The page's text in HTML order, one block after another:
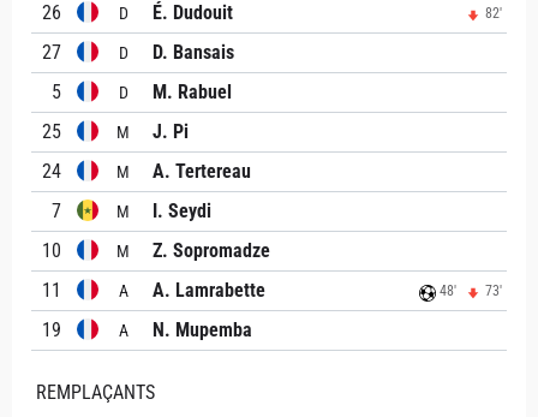
26 D É. Dudouit 82'
27 D
D. Bansais
5
D
M. Rabuel
25
M
J. Pi
24
M
A. Tertereau
7
M
I. Seydi
10
M
Z. Sopromadze
11
A A. Lamrabette 48' 73'
19 A N. Mupemba
REMPLAÇANTS